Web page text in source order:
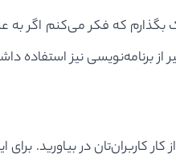
که فکر می‌کنم اگر به
از برنامه‌نویسی نیز استفاده
کاربران‌تان در بیاورید.